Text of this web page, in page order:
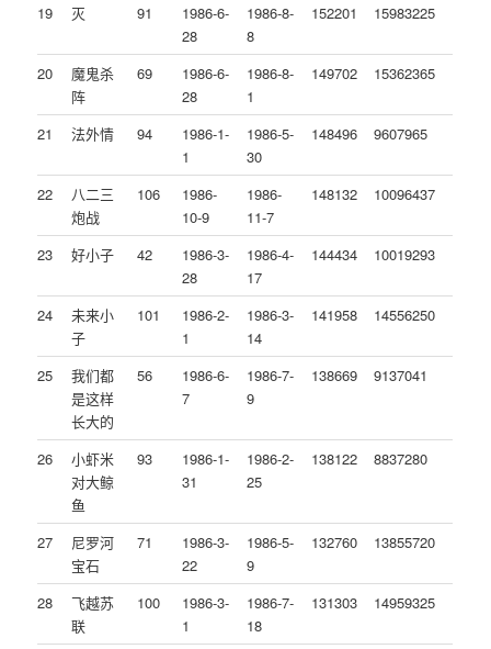
19 灭 91
1986-6-
28
1986-8-
8
152201 15983225
20
魔鬼杀
阵
69
1986-6-
28
1986-8-
1
149702 15362365
21 法外情 94
1986-1-
1
1986-5-
30
148496 9607965
22
八二三
炮战
106
1986-
10-9
1986-
11-7
148132 10096437
23 好小子 42
1986-3-
28
1986-4-
17
144434 10019293
24
未来小
子
101
1986-2-
1
1986-3-
14
141958 14556250
25
我们都
是这样
长大的
56
1986-6-
7
1986-7-
9
138669 9137041
26
小虾米
对大鲸
鱼
93
1986-1-
31
1986-2-
25
138122 8837280
27
尼罗河
宝石
71
1986-3-
22
1986-5-
9
132760 13855720
28
飞越苏
联
100
1986-3-
1
1986-7-
18
131303 14959325